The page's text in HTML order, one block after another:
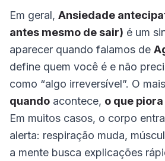
Em geral, Ansiedade
antes mesmo de sair) é um
aparecer quando falamos de
define quem você é e não
como “algo irreversível”. O
quando acontece, o que piora
Em muitos casos, o corpo
alerta: respiração muda,
a mente busca explicações